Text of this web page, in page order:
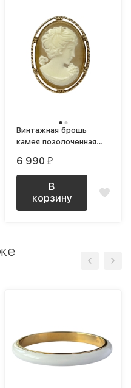
Винтажная брошь
камея позолоченная
6 990 ₽
В
корзину